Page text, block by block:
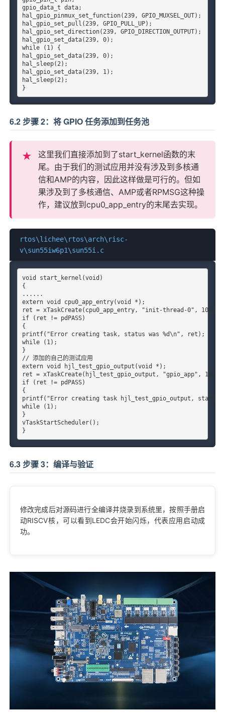
gpio_data_t data;
hal_gpio_pinmux_set_function(239, GPIO_MUXSEL_OUT);
hal_gpio_set_pull(239, GPIO_PULL_UP);
hal_gpio_set_direction(239, GPIO_DIRECTION_OUTPUT);
hal_gpio_set_data(239, 0);
while (1) {
hal_gpio_set_data(239, 0);
hal_sleep(2);
hal_gpio_set_data(239, 1);
hal_sleep(2);
}
6.2 步骤 2：将 GPIO 任务添加到任务池
这里我们直接添加到了start_kernel函数的末
尾。由于我们的测试应用并没有涉及到多核通
信和AMP的内容，因此这样做是可行的。但如
果涉及到了多核通信、AMP或者RPMSG这种操
作，建议放到cpu0_app_entry的末尾去实现。
rtos\lichee\rtos\arch\risc-
v\sun55iw6p1\sun55i.c
void start_kernel(void)
{
......
extern void cpu0_app_entry(void *);
ret = xTaskCreate(cpu0_app_entry, "init-thread-0", 1024,
if (ret != pdPASS)
{
printf("Error creating task, status was %d\n", ret);
while (1);
}
// 添加的自己的测试应用
extern void hjl_test_gpio_output(void *);
ret = xTaskCreate(hjl_test_gpio_output, "gpio_app", 1024,
if (ret != pdPASS)
{
printf("Error creating task hjl_test_gpio_output, status
while (1);
}
vTaskStartScheduler();
}
6.3 步骤 3：编译与验证
修改完成后对源码进行全编译并烧录到系统里，按照手册启
动RISCV核，可以看到LEDC会开始闪烁，代表应用启动成
功。